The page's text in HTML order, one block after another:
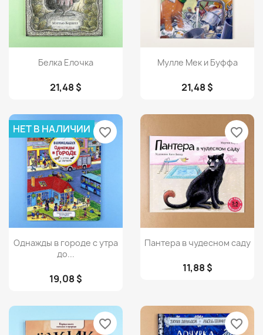
Просмотр
Белка Елочка
21,48 $
Просмотр
Мулле Мек и Буффа
21,48 $
Просмотр
Однажды в городе с утра
до...
19,08 $
НЕТ В НАЛИЧИИ favorite_border
 Просмотр
Пантера в чудесном саду
11,88 $
favorite_border
favorite_border favorite_border